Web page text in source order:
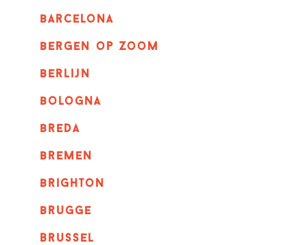
barcelona
bergen op zoom
berlijn
bologna
breda
bremen
brighton
brugge
Brussel